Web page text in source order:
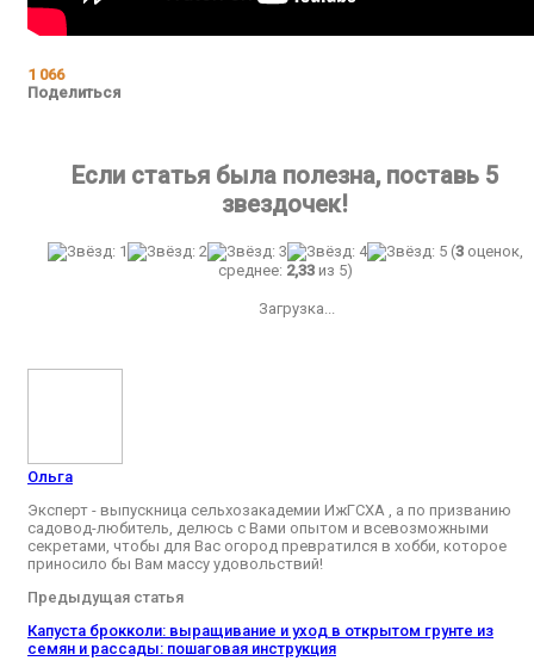
1 066
Поделиться
Если статья была полезна, поставь 5
звездочек!
(3оценок,
среднее: 2,33из 5)
Загрузка...
Ольга
Эксперт - выпускница сельхозакадемии ИжГСХА , а по призванию
садовод-любитель, делюсь с Вами опытом и всевозможными
секретами, чтобы для Вас огород превратился в хобби, которое
приносило бы Вам массу удовольствий!
Предыдущая статья
Капуста брокколи: выращивание и уход в открытом грунте из
семян и рассады: пошаговая инструкция